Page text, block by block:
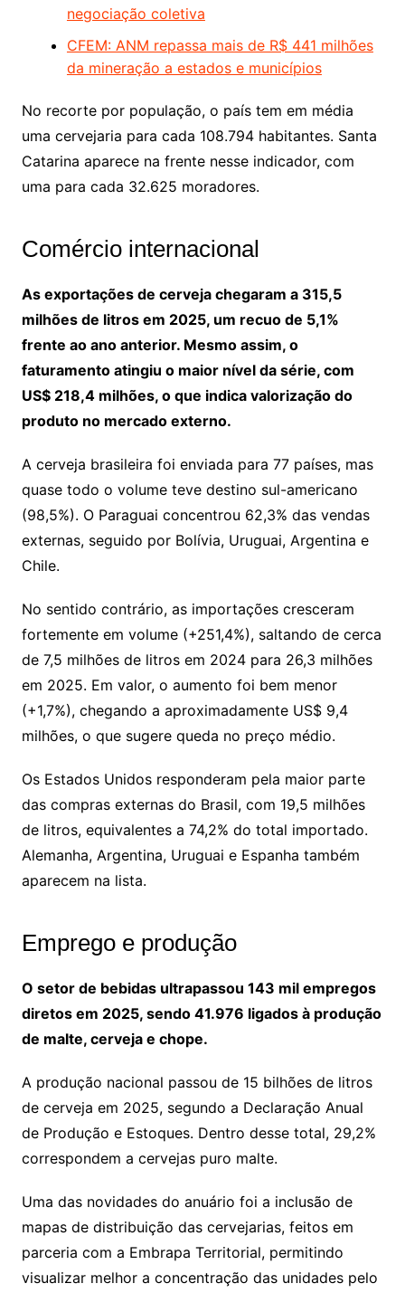
negociação coletiva
CFEM: ANM repassa mais de R$ 441 milhões
da mineração a estados e municípios
No recorte por população, o país tem em média
uma cervejaria para cada 108.794 habitantes. Santa
Catarina aparece na frente nesse indicador, com
uma para cada 32.625 moradores.
Comércio internacional
As exportações de cerveja chegaram a 315,5
milhões de litros em 2025, um recuo de 5,1%
frente ao ano anterior. Mesmo assim, o
faturamento atingiu o maior nível da série, com
US$ 218,4 milhões, o que indica valorização do
produto no mercado externo.
A cerveja brasileira foi enviada para 77 países, mas
quase todo o volume teve destino sul-americano
(98,5%). O Paraguai concentrou 62,3% das vendas
externas, seguido por Bolívia, Uruguai, Argentina e
Chile.
No sentido contrário, as importações cresceram
fortemente em volume (+251,4%), saltando de cerca
de 7,5 milhões de litros em 2024 para 26,3 milhões
em 2025. Em valor, o aumento foi bem menor
(+1,7%), chegando a aproximadamente US$ 9,4
milhões, o que sugere queda no preço médio.
Os Estados Unidos responderam pela maior parte
das compras externas do Brasil, com 19,5 milhões
de litros, equivalentes a 74,2% do total importado.
Alemanha, Argentina, Uruguai e Espanha também
aparecem na lista.
Emprego e produção
O setor de bebidas ultrapassou 143 mil empregos
diretos em 2025, sendo 41.976 ligados à produção
de malte, cerveja e chope.
A produção nacional passou de 15 bilhões de litros
de cerveja em 2025, segundo a Declaração Anual
de Produção e Estoques. Dentro desse total, 29,2%
correspondem a cervejas puro malte.
Uma das novidades do anuário foi a inclusão de
mapas de distribuição das cervejarias, feitos em
parceria com a Embrapa Territorial, permitindo
visualizar melhor a concentração das unidades pelo